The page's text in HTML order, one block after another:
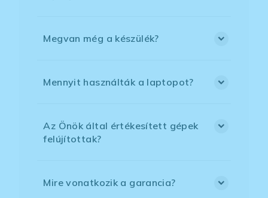
Megvan még a készülék?
Mennyit használták a laptopot?
Az Önök által értékesített gépek
felújítottak?
Mire vonatkozik a garancia?